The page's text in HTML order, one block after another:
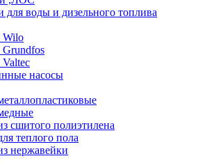
для воды и дизельного топлива
Wilo
насосы
сшитого полиэтилена
теплого пола
нержавейки